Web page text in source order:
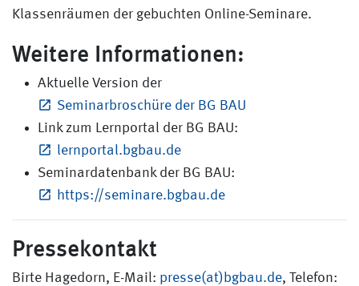
Klassenräumen der gebuchten Online-Seminare.
Weitere Informationen:
Aktuelle Version der
Seminarbroschüre der BG BAU
Link zum Lernportal der BG BAU:
lernportal.bgbau.de
Seminardatenbank der BG BAU:
https://seminare.bgbau.de
Pressekontakt
Birte Hagedorn, E-Mail: presse(at)bgbau.de, Telefon: